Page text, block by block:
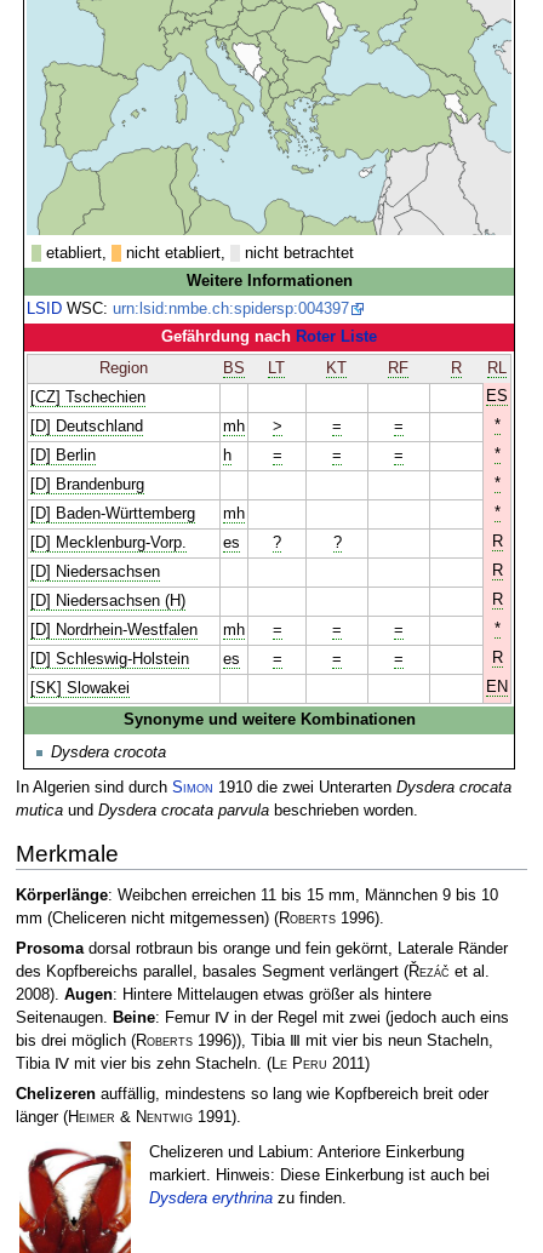
etabliert, nicht etabliert,
nicht betrachtet
Weitere Informationen
LSID WSC:urn:lsid:nmbe.ch:spidersp:004397
Gefährdung nach Roter Liste
Region
BS LT KT RF R
RL
[CZ] Tschechien
ES
[D] Deutschland
mh > = =
*
[D] Berlin
h = = =
*
[D] Brandenburg
*
[D] Baden-Württemberg
mh
*
[D] Mecklenburg-Vorp.
es ? ?
R
[D] Niedersachsen
R
[D] Niedersachsen (H)
R
[D] Nordrhein-Westfalen
mh = = =
*
[D] Schleswig-Holstein
es = = =
R
[SK] Slowakei
EN
Synonyme und weitere Kombinationen
Dysdera crocota
In Algerien sind durch Simon 1910 die zwei Unterarten Dysdera crocata
muticaund Dysdera crocata parvulabeschrieben worden.
Merkmale
Körperlänge: Weibchen erreichen 11 bis 15 mm, Männchen 9 bis 10
mm (Cheliceren nicht mitgemessen) (Roberts1996).
Prosomadorsal rotbraun bis orange und fein gekörnt, Laterale Ränder
des Kopfbereichs parallel, basales Segment verlängert (Řezáč et al.
2008). Augen: Hintere Mittelaugen etwas größer als hintere
Seitenaugen. Beine: Femur Ⅳ in der Regel mit zwei (jedoch auch eins
bis drei möglich (Roberts1996)), Tibia Ⅲ mit vier bis neun Stacheln,
Tibia Ⅳ mit vier bis zehn Stacheln. (Le Peru 2011)
Chelizerenauffällig, mindestens so lang wie Kopfbereich breit oder
länger (Heimer & Nentwig1991).
Chelizeren und Labium: Anteriore Einkerbung
markiert. Hinweis: Diese Einkerbung ist auch bei
Dysdera erythrina zu finden.